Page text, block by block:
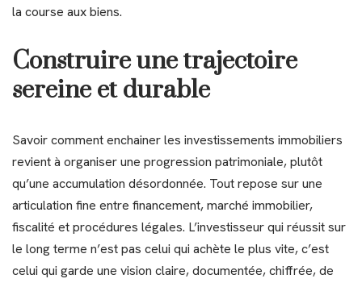
la course aux biens.
Construire une trajectoire
sereine et durable
Savoir comment enchainer les investissements immobiliers
revient à organiser une progression patrimoniale, plutôt
qu’une accumulation désordonnée. Tout repose sur une
articulation fine entre financement, marché immobilier,
fiscalité et procédures légales. L’investisseur qui réussit sur
le long terme n’est pas celui qui achète le plus vite, c’est
celui qui garde une vision claire, documentée, chiffrée, de